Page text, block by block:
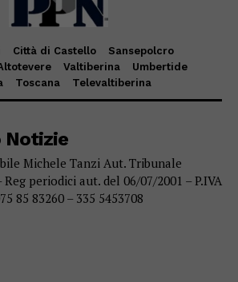
Città di Castello
Sansepolcro
Valtiberina
Umbertide
Toscana Televaltiberina
Notizie
Michele Tanzi Aut. Tribunale
periodici aut. del 06/07/2001 – P.IVA
85 83260 – 335 5453708